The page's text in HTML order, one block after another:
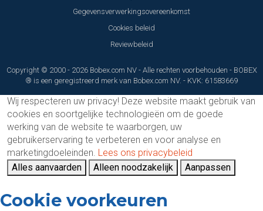
Gegevensverwerkingsovereenkomst
Cookies beleid
Reviewbeleid
Copyright © 2000 - 2026 Bobex.com NV - Alle rechten voorbehouden - BOBEX
® is een geregistreerd merk van Bobex.com NV. - KVK: 61583669
Wij respecteren uw privacy! Deze website maakt gebruik van
cookies en soortgelijke technologieën om de goede
werking van de website te waarborgen, uw
gebruikerservaring te verbeteren en voor analyse en
marketingdoeleinden. Lees ons privacybeleid
Alles aanvaarden
Alleen noodzakelijk Aanpassen
Cookie voorkeuren